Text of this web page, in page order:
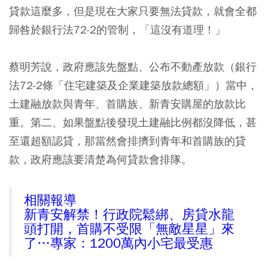
貸款這麼多，但是現在大家只要無法貸款，就會全都
歸咎於銀行法72-2的管制，「這沒有道理！」
蔡明芳說，政府應該先盤點、公布不動產放款（銀行
法72-2條「住宅建築及企業建築放款總額」）當中，
土建融放款與青年、首購族、新青安購屋的放款比
重。第二、如果盤點後發現土建融比例都沒降低，甚
至還超額認貸，那當然會排擠到青年和首購族的貸
款，政府應該要清楚為何貸款會排隊。
相關報導
新青安解禁！行政院鬆綁、房貸水龍
頭打開，首購不受限「無敵星星」來
了…專家：1200萬內小宅最受惠